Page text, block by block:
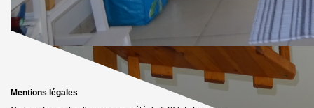
Mentions légales